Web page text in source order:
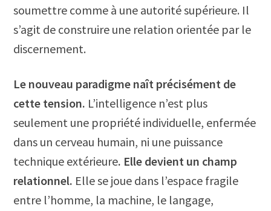
soumettre comme à une autorité supérieure. Il
s’agit de construire une relation orientée par le
discernement.
Le nouveau paradigme naît précisément de
cette tension. L’intelligence n’est plus
seulement une propriété individuelle, enfermée
dans un cerveau humain, ni une puissance
technique extérieure. Elle devient un champ
relationnel. Elle se joue dans l’espace fragile
entre l’homme, la machine, le langage,